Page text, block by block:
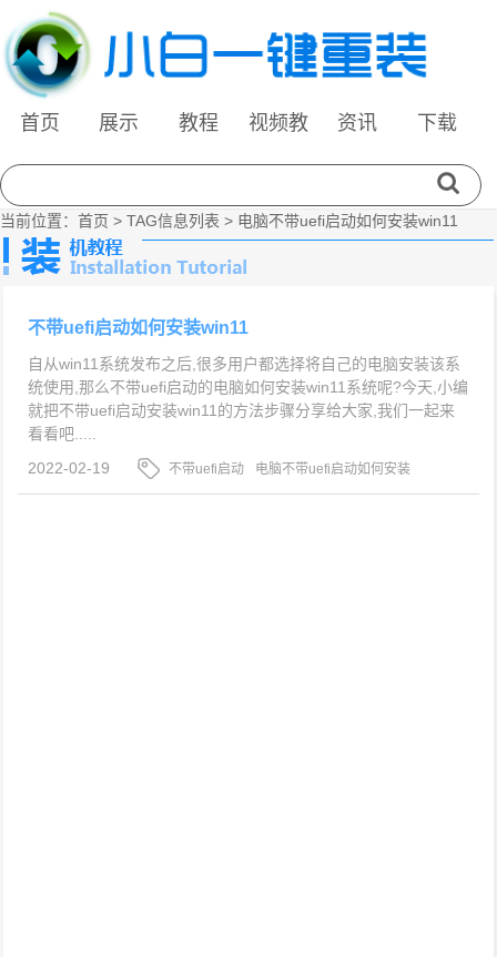
首页 展示 教程
视频教
资讯 下载
当前位置： 首页 > TAG信息列表 > 电脑不带uefi启动如何安装win11
不带uefi启动如何安装win11
自从win11系统发布之后,很多用户都选择将自己的电脑安装该系
统使用,那么不带uefi启动的电脑如何安装win11系统呢?今天,小编
就把不带uefi启动安装win11的方法步骤分享给大家,我们一起来
看看吧.....
2022-02-19
不带uefi启动
电脑不带uefi启动如何安装
win11
不带uefi启动安装win11的方法步骤